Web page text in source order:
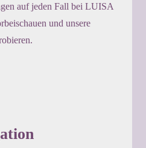
auf jeden Fall bei LUISA
und unsere